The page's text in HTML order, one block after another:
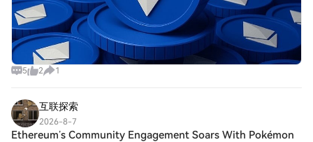
5 2 1
互联探索
2026-8-7
Ethereum’s Community Engagement Soars With Pokémon